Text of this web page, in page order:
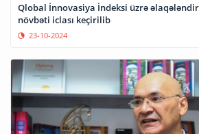
Qlobal İnnovasiya İndeksi üzrə
növbəti iclası keçirilib
23-10-2024